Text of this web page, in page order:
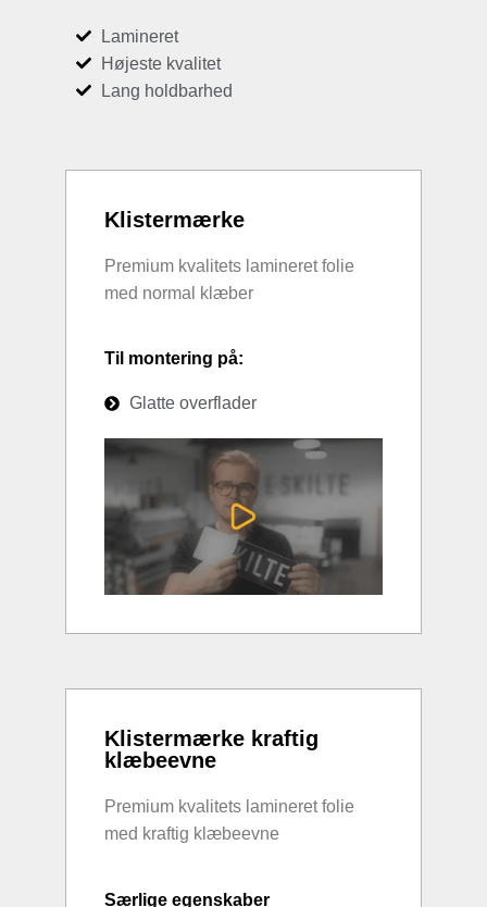
Lamineret
Højeste kvalitet
Lang holdbarhed
Klistermærke
Premium kvalitets lamineret folie
med normal klæber
Til montering på:
Glatte overflader
Klistermærke kraftig
klæbeevne
Premium kvalitets lamineret folie
med kraftig klæbeevne
Særlige egenskaber